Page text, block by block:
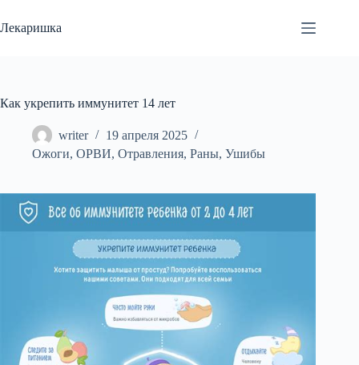
к
сути
Лекаришка
Как укрепить иммунитет 14 лет
writer
19 апреля 2025
Ожоги, ОРВИ, Отравления, Раны, Ушибы